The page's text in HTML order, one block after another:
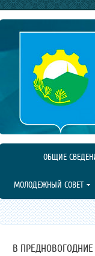
ОБЩИЕ
МОЛОДЕЖНЫЙ СОВЕТ
В